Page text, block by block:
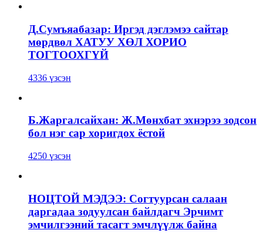
Д.Сумъяабазар: Иргэд дэглэмээ сайтар
мөрдвөл ХАТУУ ХӨЛ ХОРИО
ТОГТООХГҮЙ
4336 үзсэн
Б.Жаргалсайхан: Ж.Мөнхбат эхнэрээ зодсон
бол нэг сар хоригдох ёстой
4250 үзсэн
НОЦТОЙ МЭДЭЭ: Согтуурсан салаан
даргадаа зодуулсан байлдагч Эрчимт
эмчилгээний тасагт эмчлүүлж байна